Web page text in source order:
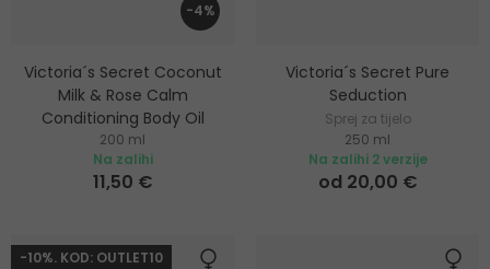
-4%
Victoria´s Secret Coconut
Milk & Rose Calm
Conditioning Body Oil
Ulje za tijelo
200 ml
Na zalihi
11,50 €
Victoria´s Secret Pure
Seduction
Sprej za tijelo
250 ml
Na zalihi 2 verzije
od 20,00 €
-10%. KOD: OUTLET10